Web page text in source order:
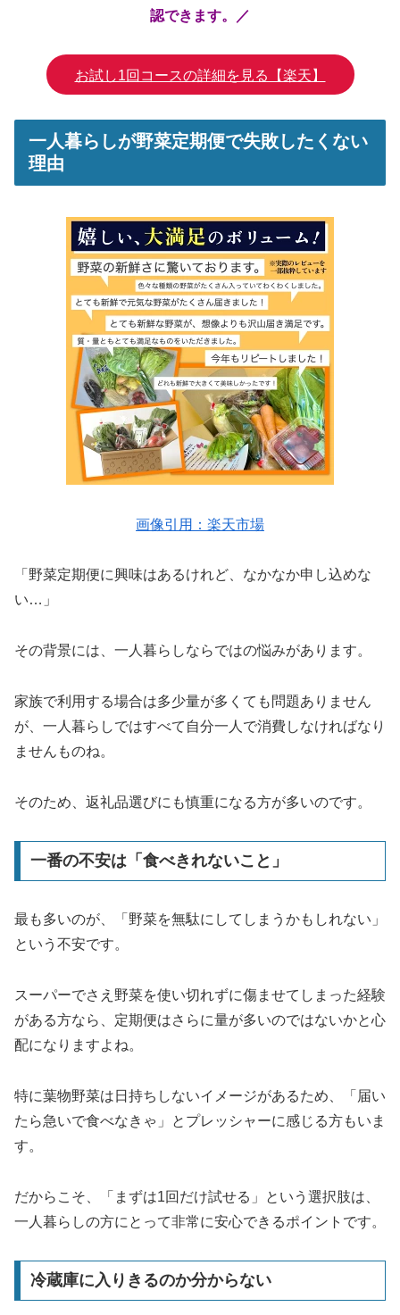
認できます。／
お試し1回コースの詳細を見る【楽天】
一人暮らしが野菜定期便で失敗したくない
理由
画像引用：楽天市場
「野菜定期便に興味はあるけれど、なかなか申し込めな
い…」
その背景には、一人暮らしならではの悩みがあります。
家族で利用する場合は多少量が多くても問題ありません
が、一人暮らしではすべて自分一人で消費しなければなり
ませんものね。
そのため、返礼品選びにも慎重になる方が多いのです。
一番の不安は「食べきれないこと」
最も多いのが、「野菜を無駄にしてしまうかもしれない」
という不安です。
スーパーでさえ野菜を使い切れずに傷ませてしまった経験
がある方なら、定期便はさらに量が多いのではないかと心
配になりますよね。
特に葉物野菜は日持ちしないイメージがあるため、「届い
たら急いで食べなきゃ」とプレッシャーに感じる方もいま
す。
だからこそ、「まずは1回だけ試せる」という選択肢は、
一人暮らしの方にとって非常に安心できるポイントです。
冷蔵庫に入りきるのか分からない